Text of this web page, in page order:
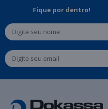
Fique por dentro!